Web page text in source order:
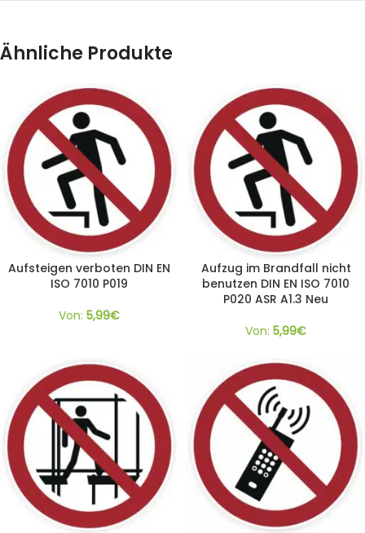
Ähnliche Produkte
Aufsteigen verboten DIN EN
ISO 7010 P019
Von: 5,99€
Aufzug im Brandfall nicht
benutzen DIN EN ISO 7010
P020 ASR A1.3 Neu
Von: 5,99€